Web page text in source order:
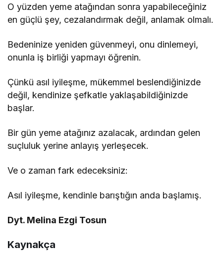
O yüzden yeme atağından sonra yapabileceğiniz
en güçlü şey, cezalandırmak değil, anlamak olmalı.
Bedeninize yeniden güvenmeyi, onu dinlemeyi,
onunla iş birliği yapmayı öğrenin.
Çünkü asıl iyileşme, mükemmel beslendiğinizde
değil, kendinize şefkatle yaklaşabildiğinizde
başlar.
Bir gün yeme atağınız azalacak, ardından gelen
suçluluk yerine anlayış yerleşecek.
Ve o zaman fark edeceksiniz:
Asıl iyileşme, kendinle barıştığın anda başlamış.
Dyt. Melina Ezgi Tosun
Kaynakça